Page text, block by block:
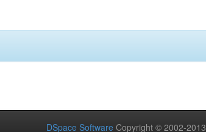
DSpace Software Copyright © 2002-2013